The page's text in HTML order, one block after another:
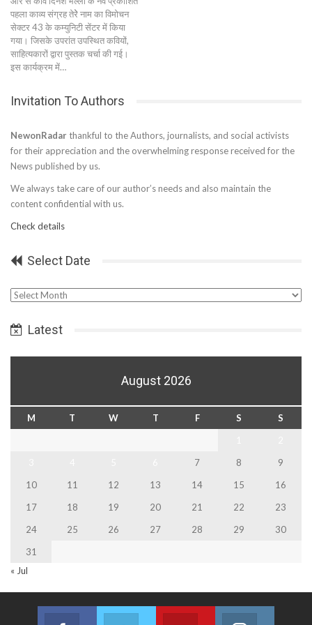
पहला काव्य संग्रह तेरेे नाम का विमोचन
सेक्टर 43 के कम्युनिटी सेंटर में किया
गया। जिसके उपरांत उपस्थित कवियों,
साहित्यकारों द्वारा पुस्तक चर्चा की गई।
इस कार्यक्रम में…
Invitation To Authors
NewonRadar thankful to the Authors, journalists, and social activists
for their appreciation and the overwhelming response received for the
News published by us.
We always take care of our author’s needs and also maintain the
content confidential with us.
Check details
Select Date
Select
Latest
August 2026
M T W T F S
S
7 8
9
10
11 12 13 14 15
16
17
18 19 20 21 22
23
24
25 26 27 28 29
30
31
« Jul